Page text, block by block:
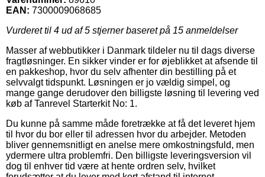
EAN: 7300009068685
Vurderet til 4 ud af 5 stjerner baseret på 15 anmeldelser
Masser af webbutikker i Danmark tildeler nu til dags diverse
fragtløsninger. En sikker vinder er for øjeblikket at afsende til
en pakkeshop, hvor du selv afhenter din bestilling på et
selvvalgt tidspunkt. Løsningen er jo vældig simpel, og
mange gange derudover den billigste løsning til levering ved
køb af Tanrevel Starterkit No: 1.
Du kunne på samme måde foretrække at få det leveret hjem
til hvor du bor eller til adressen hvor du arbejder. Metoden
bliver gennemsnitligt en anelse mere omkostningsfuld, men
ydermere ultra problemfri. Den billigste leveringsversion vil
dog til enhver tid være at hente ordren selv, hvilket